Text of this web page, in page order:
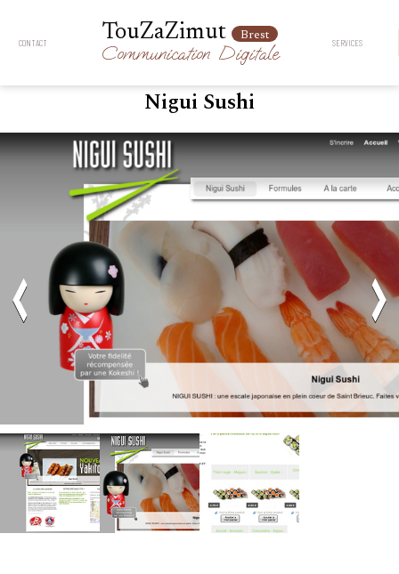
CONTACT TouZaZimut Brest
Communication Digitale SERVICES
Nigui Sushi